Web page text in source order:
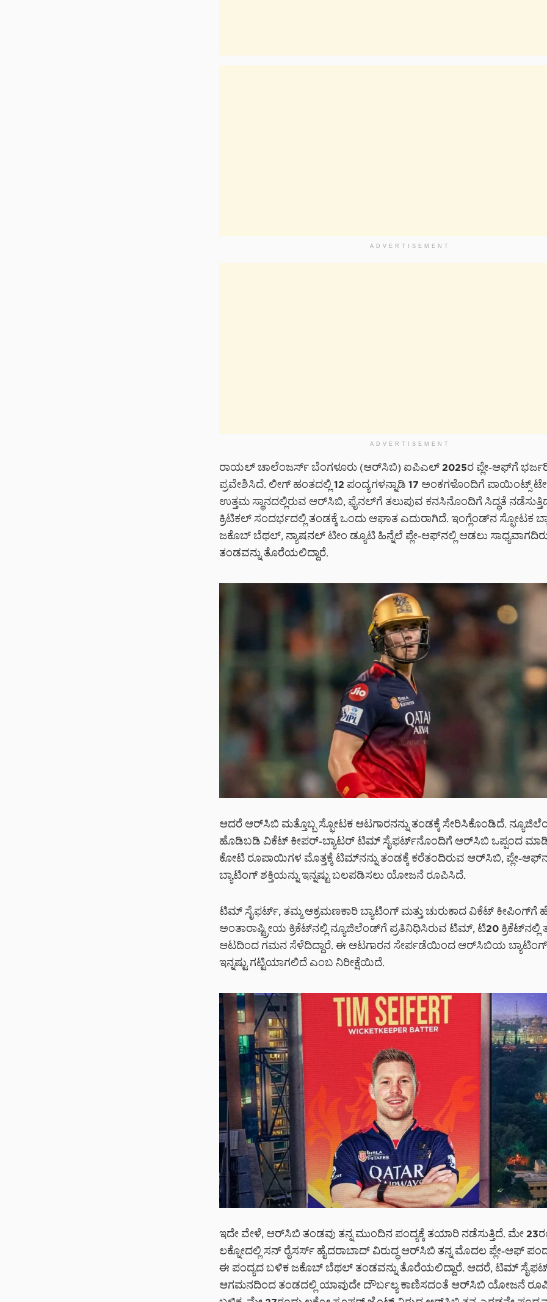
ADVERTISEMENT
ADVERTISEMENT
ರಾಯಲ್ ಚಾಲೆಂಜರ್ಸ್ ಬೆಂಗಳೂರು (ಆರ್‌ಸಿಬಿ) ಐಪಿಎಲ್ 2025ರ ಪ್ಲೇ-ಆಫ್‌ಗೆ
ಪ್ರವೇಶಿಸಿದೆ. ಲೀಗ್ ಹಂತದಲ್ಲಿ 12 ಪಂದ್ಯಗಳನ್ನಾಡಿ 17 ಅಂಕಗಳೊಂದಿಗೆ ಪಾಯಿಂಟ್ಸ್
ಉತ್ತಮ ಸ್ಥಾನದಲ್ಲಿರುವ ಆರ್‌ಸಿಬಿ, ಫೈನಲ್‌ಗೆ ತಲುಪುವ ಕನಸಿನೊಂದಿಗೆ ಸಿದ್ಧತೆ
ಕ್ರಿಟಿಕಲ್ ಸಂದರ್ಭದಲ್ಲಿ ತಂಡಕ್ಕೆ ಒಂದು ಆಘಾತ ಎದುರಾಗಿದೆ. ಇಂಗ್ಲೆಂಡ್‌ನ ಸ್ಫೋಟಕ
ಜಕೊಬ್ ಬೆಥಲ್, ನ್ಯಾಷನಲ್ ಟೀಂ ಡ್ಯೂಟಿ ಹಿನ್ನೆಲೆ ಪ್ಲೇ-ಆಫ್‌ನಲ್ಲಿ ಆಡಲು
ತಂಡವನ್ನು ತೊರೆಯಲಿದ್ದಾರೆ.
ಆದರೆ ಆರ್‌ಸಿಬಿ ಮತ್ತೊಬ್ಬ ಸ್ಫೋಟಕ ಆಟಗಾರನನ್ನು ತಂಡಕ್ಕೆ ಸೇರಿಸಿಕೊಂಡಿದೆ.
ಹೊಡಿಬಡಿ ವಿಕೆಟ್ ಕೀಪರ್-ಬ್ಯಾಟರ್ ಟಿಮ್ ಸೈಫರ್ಟ್‌ನೊಂದಿಗೆ ಆರ್‌ಸಿಬಿ ಒಪ್ಪಂದ
ಕೋಟಿ ರೂಪಾಯಿಗಳ ಮೊತ್ತಕ್ಕೆ ಟಿಮ್‌ನನ್ನು ತಂಡಕ್ಕೆ ಕರೆತಂದಿರುವ ಆರ್‌ಸಿಬಿ, ಪ್ಲೇ-
ಬ್ಯಾಟಿಂಗ್ ಶಕ್ತಿಯನ್ನು ಇನ್ನಷ್ಟು ಬಲಪಡಿಸಲು ಯೋಜನೆ ರೂಪಿಸಿದೆ.
ಟಿಮ್ ಸೈಫರ್ಟ್, ತಮ್ಮ ಆಕ್ರಮಣಕಾರಿ ಬ್ಯಾಟಿಂಗ್ ಮತ್ತು ಚುರುಕಾದ ವಿಕೆಟ್ ಕೀಪಿಂಗ್‌ಗೆ
ಅಂತಾರಾಷ್ಟ್ರೀಯ ಕ್ರಿಕೆಟ್‌ನಲ್ಲಿ ನ್ಯೂಜಿಲೆಂಡ್‌ಗೆ ಪ್ರತಿನಿಧಿಸಿರುವ ಟಿಮ್, ಟಿ20 ಕ್ರಿಕೆಟ್‌ನಲ್ಲಿ
ಆಟದಿಂದ ಗಮನ ಸೆಳೆದಿದ್ದಾರೆ. ಈ ಆಟಗಾರನ ಸೇರ್ಪಡೆಯಿಂದ ಆರ್‌ಸಿಬಿಯ
ಇನ್ನಷ್ಟು ಗಟ್ಟಿಯಾಗಲಿದೆ ಎಂಬ ನಿರೀಕ್ಷೆಯಿದೆ.
ಇದೇ ವೇಳೆ, ಆರ್‌ಸಿಬಿ ತಂಡವು ತನ್ನ ಮುಂದಿನ ಪಂದ್ಯಕ್ಕೆ ತಯಾರಿ ನಡೆಸುತ್ತಿದೆ. ಮೇ
ಲಕ್ನೋದಲ್ಲಿ ಸನ್ ರೈಸರ್ಸ್ ಹೈದರಾಬಾದ್ ವಿರುದ್ಧ ಆರ್‌ಸಿಬಿ ತನ್ನ ಮೊದಲ ಪ್ಲೇ-ಆಫ್
ಈ ಪಂದ್ಯದ ಬಳಿಕ ಜಕೊಬ್ ಬೆಥಲ್ ತಂಡವನ್ನು ತೊರೆಯಲಿದ್ದಾರೆ. ಆದರೆ, ಟಿಮ್
ಆಗಮನದಿಂದ ತಂಡದಲ್ಲಿ ಯಾವುದೇ ದೌರ್ಬಲ್ಯ ಕಾಣಿಸದಂತೆ ಆರ್‌ಸಿಬಿ ಯೋಜನೆ